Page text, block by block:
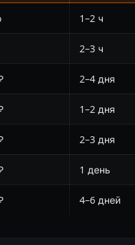
1–2 ч
2–3 ч
2–4 дня
1–2 дня
2–3 дня
1 день
4–6 дней